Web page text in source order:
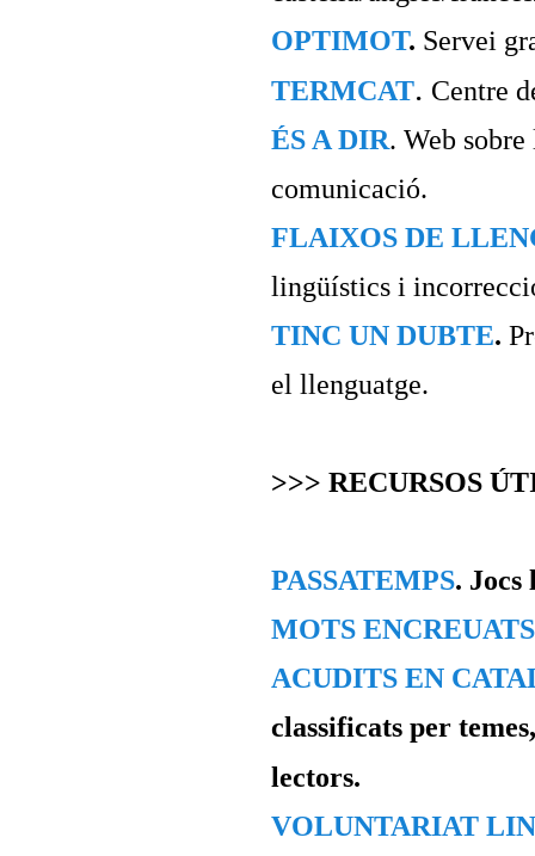
OPTIMOT. Servei
TERMCAT. Centre
ÉS A DIR. Web
comunicació.
FLAIXOS DE
lingüístics i
TINC UN DUBTE.
el llenguatge.
>>> RECURSOS
PASSATEMPS. Jocs
MOTS ENCREUATS
ACUDITS EN
classificats per
lectors.
VOLUNTARIAT